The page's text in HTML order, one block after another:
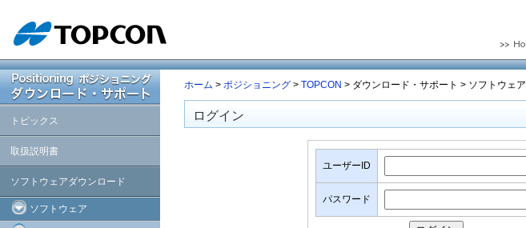
トピックス
取扱説明書
ソフトウェアダウンロード
ソフトウェア
ホーム > ポジショニング > TOPCON > ダウンロード・サポート > ソフトウェア
ログイン
ユーザーID
パスワード